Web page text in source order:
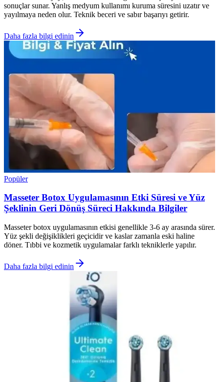
sonuçlar sunar. Yanlış medyum kullanımı kuruma süresini uzatır ve
yayılmaya neden olur. Teknik beceri ve sabır başarıyı getirir.
Daha fazla bilgi edinin
Popüler
Masseter Botox Uygulamasının Etki Süresi ve Yüz
Şeklinin Geri Dönüş Süreci Hakkında Bilgiler
Masseter botox uygulamasının etkisi genellikle 3-6 ay arasında sürer.
Yüz şekli değişiklikleri geçicidir ve kaslar zamanla eski haline
döner. Tıbbi ve kozmetik uygulamalar farklı tekniklerle yapılır.
Daha fazla bilgi edinin